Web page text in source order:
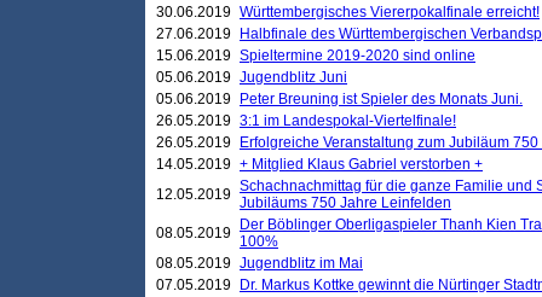
30.06.2019 Württembergisches Viererpokalfinale erreicht!
27.06.2019
Halbfinale des Württembergischen
15.06.2019 Spieltermine 2019-2020 sind online
05.06.2019 Jugendblitz Juni
05.06.2019
Peter Breuning ist Spieler des Monats Juni.
26.05.2019 3:1 im Landespokal-Viertelfinale!
26.05.2019
Erfolgreiche Veranstaltung zum Jubiläum
14.05.2019 + Mitglied Klaus Gabriel verstorben +
12.05.2019 Schachnachmittag für die ganze Familie und
Jubiläums 750 Jahre Leinfelden
08.05.2019
Der Böblinger Oberligaspieler Thanh Kien
100%
08.05.2019 Jugendblitz im Mai
07.05.2019
Dr. Markus Kottke gewinnt die Nürtinger